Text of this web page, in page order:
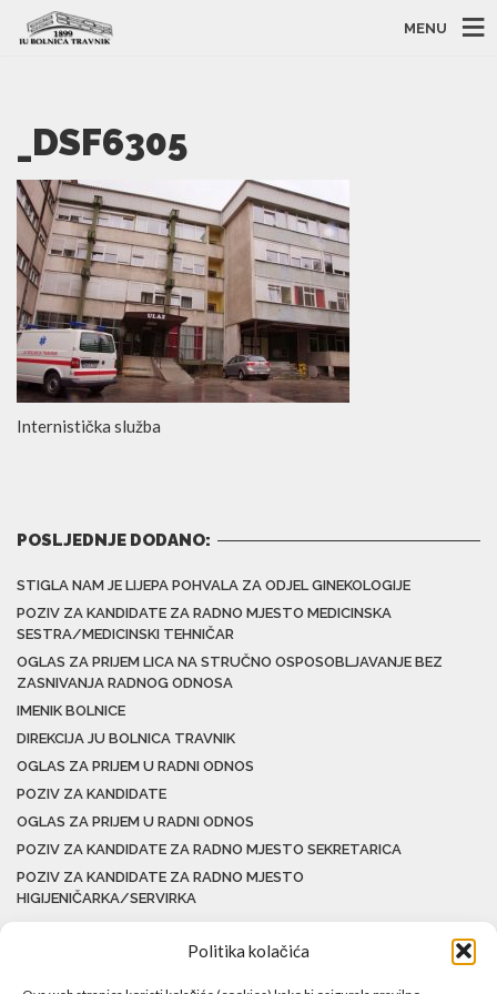
Politika kolačića
MENU
_DSF6305
Internistička služba
POSLJEDNJE DODANO:
STIGLA NAM JE LIJEPA POHVALA ZA ODJEL GINEKOLOGIJE
POZIV ZA KANDIDATE ZA RADNO MJESTO MEDICINSKA
SESTRA/MEDICINSKI TEHNIČAR
OGLAS ZA PRIJEM LICA NA STRUČNO OSPOSOBLJAVANJE BEZ
ZASNIVANJA RADNOG ODNOSA
IMENIK BOLNICE
DIREKCIJA JU BOLNICA TRAVNIK
OGLAS ZA PRIJEM U RADNI ODNOS
POZIV ZA KANDIDATE
OGLAS ZA PRIJEM U RADNI ODNOS
POZIV ZA KANDIDATE ZA RADNO MJESTO SEKRETARICA
POZIV ZA KANDIDATE ZA RADNO MJESTO
HIGIJENIČARKA/SERVIRKA